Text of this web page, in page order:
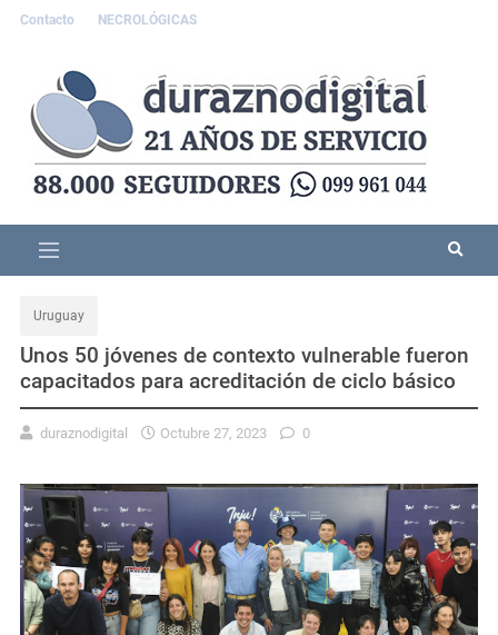
Contacto NECROLÓGICAS
Uruguay
Unos 50 jóvenes de contexto vulnerable fueron
capacitados para acreditación de ciclo básico
duraznodigital Octubre 27, 2023 0